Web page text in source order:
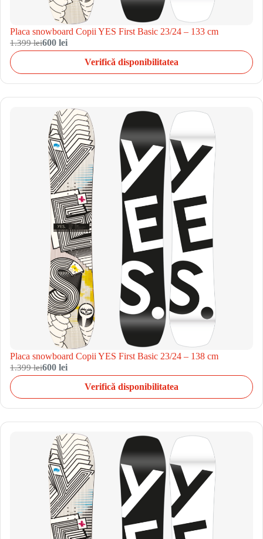
Placa snowboard Copii YES First Basic 23/24 – 133 cm
1.399 lei600 lei
Verifică disponibilitatea
Placa snowboard Copii YES First Basic 23/24 – 138 cm
1.399 lei600 lei
Verifică disponibilitatea